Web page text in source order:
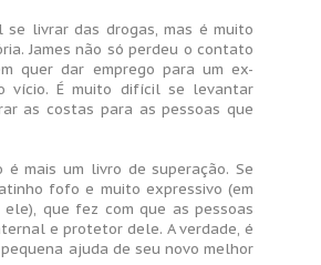
livrar das drogas, mas é muito
James não só perdeu o contato
quer dar emprego para um ex-
vício. É muito difícil se levantar
as costas para as pessoas que
mais um livro de superação. Se
fofo e muito expressivo (em
que fez com que as pessoas
e protetor dele. A verdade, é
ajuda de seu novo melhor